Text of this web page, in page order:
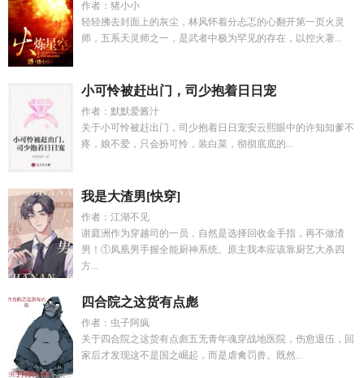
作者：猪小小
轻轻拂去封面上的灰尘，林风怀着分忐忑的心翻开第一页火灵
师，五系天灵师之一，是武者中极为罕见的存在，以控火著...
小可怜被赶出门，司少抱着日日宠
作者：默默爱酱汁
关于小可怜被赶出门，司少抱着日日宠安云熙眼中的许知知爹不
疼，娘不爱，只会扮可怜，装白菜，彻彻底底的...
我是大渣男[快穿]
作者：江湖不见
谢庭洲作为穿越司的一员，自然是选择回收金手指，再不做渣
男！①凤凰男手握全能厨神系统。原主我本应该靠厨艺大杀四
方...
四合院之这货有点彪
作者：虫子阿疯
关于四合院之这货有点彪五无青年魂穿战地医院，伤愈退伍，回
家后才发现这不是国之崛起，而是虐禽罚兽。既然...